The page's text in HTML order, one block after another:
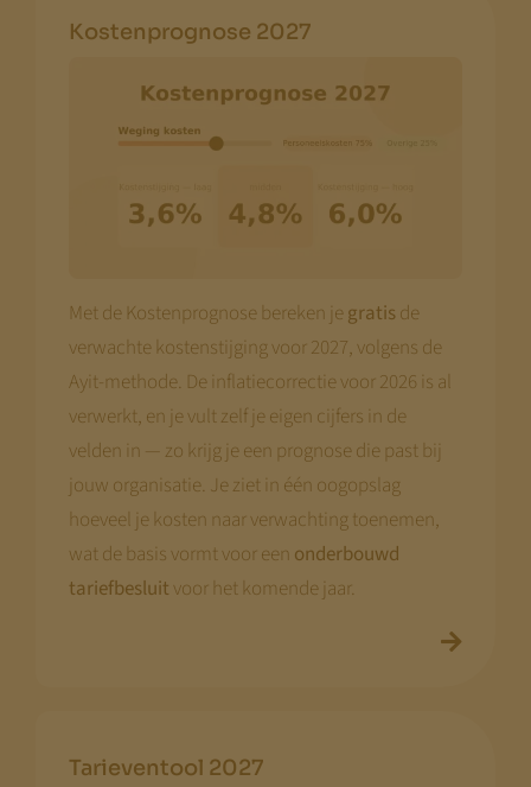
Kostenprognose 2027
Met de Kostenprognose bereken jegratisde
verwachte kostenstijging voor 2027, volgens de
Ayit-methode. De inflatiecorrectie voor 2026 is al
verwerkt, en je vult zelf je eigen cijfers in de
velden in — zo krijg je een prognose die past bij
jouw organisatie. Je ziet in één oogopslag
hoeveel je kosten naar verwachting toenemen,
wat de basis vormt voor een onderbouwd
tariefbesluitvoor het komende jaar.
Tarieventool 2027